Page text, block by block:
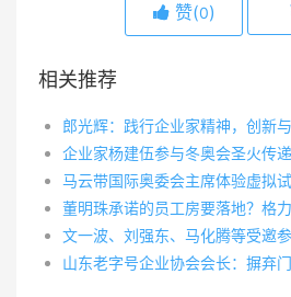
赞(0)
相关推荐
郎光辉：践行企业家精神，创新
企业家杨建伍参与冬奥会圣火传递
董明珠承诺的员工房要落地？格